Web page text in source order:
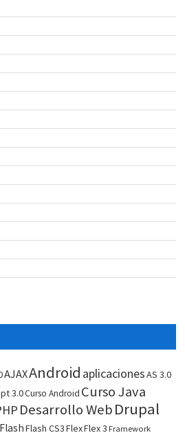
AJAXAndroid aplicacionesAS 3.0
3.0Curso Android Curso Java
Desarrollo WebDrupal
FlashFlash CS3FlexFlex 3 Framework